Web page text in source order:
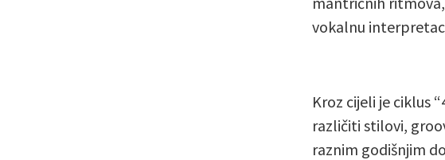
vokalnu
Kroz cijeli je ciklus
različiti stilovi,
raznim godišnjim